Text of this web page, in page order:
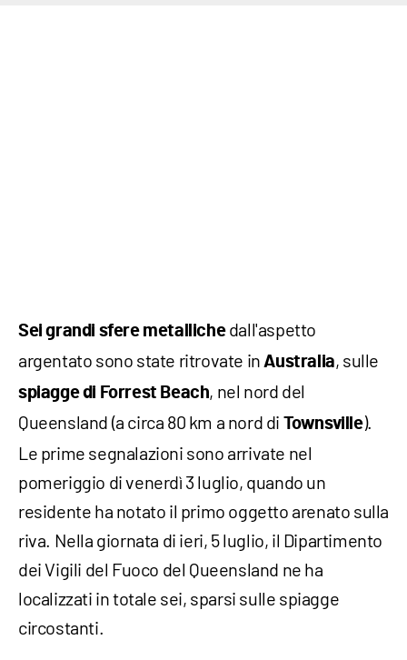
Sei grandi sfere metallichedall'aspetto
argentato sono state ritrovate in Australia, sulle
spiagge di Forrest Beach, nel nord del
Queensland (a circa 80 km a nord di Townsville).
Le prime segnalazioni sono arrivate nel
pomeriggio di venerdì 3 luglio, quando un
residente ha notato il primo oggetto arenato sulla
riva. Nella giornata di ieri, 5 luglio, il Dipartimento
dei Vigili del Fuoco del Queensland ne ha
localizzati in totale sei, sparsi sulle spiagge
circostanti.